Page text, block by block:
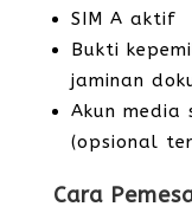
SIM A aktif
Bukti
jaminan
Akun
(opsional
Cara